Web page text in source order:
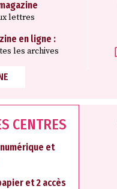
lettres
en ligne :
les archives
CENTRES
et
et 2 accès